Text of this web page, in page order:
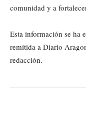
comunidad y a
Esta información se ha
remitida a Diario
redacción.